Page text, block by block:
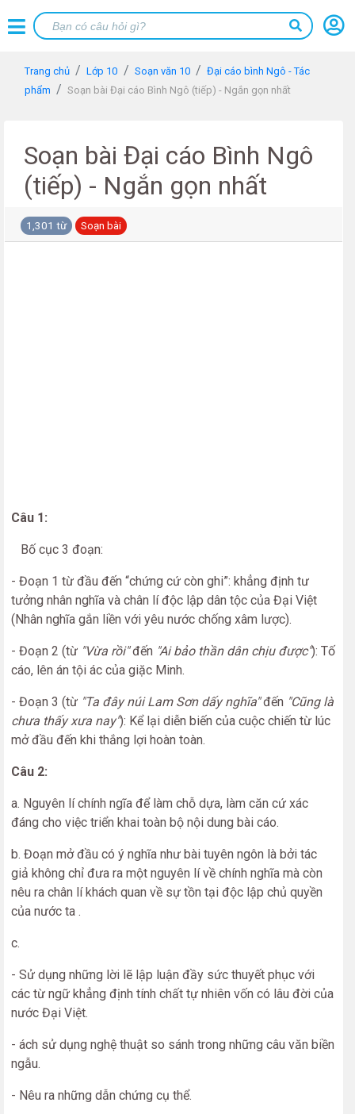
Trang chủ Lớp 10 Soạn văn 10
Đại cáo bình Ngô - Tác
phẩm
Soạn bài Đại cáo Bình Ngô (tiếp) - Ngắn gọn nhất
Soạn bài Đại cáo Bình Ngô
(tiếp) - Ngắn gọn nhất
1,301 từ Soạn bài
Câu 1:
Bố cục 3 đoạn:
- Đoạn 1 từ đầu đến “chứng cứ còn ghi”: khẳng định tư
tưởng nhân nghĩa và chân lí độc lập dân tộc của Đại Việt
(Nhân nghĩa gắn liền với yêu nước chống xâm lược).
- Đoạn 2 (từ "Vừa rồi"đến "Ai bảo thần dân chịu được"): Tố
cáo, lên án tội ác của giặc Minh.
- Đoạn 3 (từ "Ta đây núi Lam Sơn dấy nghĩa"đến "Cũng là
chưa thấy xưa nay"): Kể lại diễn biến của cuộc chiến từ lúc
mở đầu đến khi thắng lợi hoàn toàn.
Câu 2:
a. Nguyên lí chính ngĩa để làm chỗ dựa, làm căn cứ xác
đáng cho việc triển khai toàn bộ nội dung bài cáo.
b. Đoạn mở đầu có ý nghĩa như bài tuyên ngôn là bởi tác
giả không chỉ đưa ra một nguyên lí về chính nghĩa mà còn
nêu ra chân lí khách quan về sự tồn tại độc lập chủ quyền
của nước ta .
c.
- Sử dụng những lời lẽ lập luận đầy sức thuyết phục với
các từ ngữ khẳng định tính chất tự nhiên vốn có lâu đời của
nước Đại Việt.
- ách sử dụng nghệ thuật so sánh trong những câu văn biền
ngẫu.
- Nêu ra những dẫn chứng cụ thể.